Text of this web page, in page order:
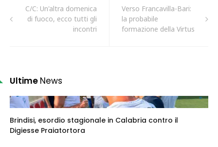
C/C: Un'altra domenica
di fuoco, ecco tutti gli
incontri
Verso Francavilla-Bari:
la probabile
formazione della Virtus
Ultime News
Brindisi, esordio stagionale in Calabria contro il
Digiesse Praiatortora